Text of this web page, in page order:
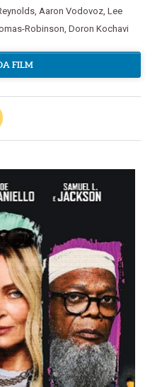
, Aaron Vodovoz, Lee
Robinson, Doron Kochavi
FILM